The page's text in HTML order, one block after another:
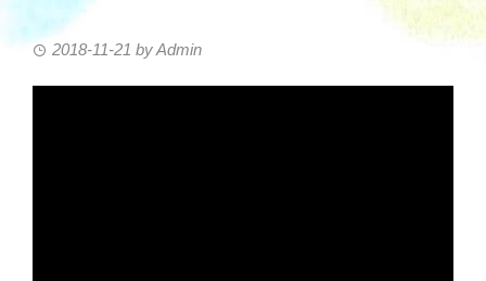
2018-11-21 byAdmin